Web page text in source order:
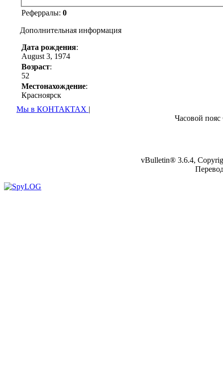
Реферралы: 0
Дополнительная информация
Дата рождения:
August 3, 1974
Возраст:
52
Местонахождение:
Красноярск
Мы в КОНТАКТАХ |
Часовой
vBulletin® 3.6.4,